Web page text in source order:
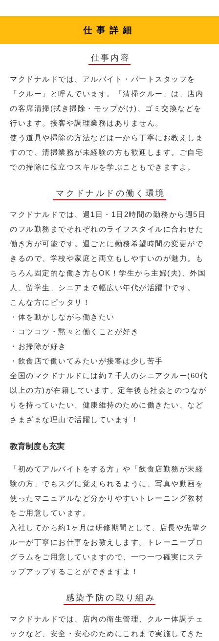
仕事詳細
仕事内容
マクドナルドでは、アルバイト・パートスタッフを
「クルー」と呼んでいます。「清掃クルー」は、店内
の客席清掃(拭き掃除・モップがけ)、ゴミ交換などを
行います。接客や調理業務はありません。
使う道具や掃除の方法などは一から丁寧にお教えしま
すので、清掃業務が未経験の方も歓迎します。ご自宅
での掃除に役立つスキルを学ぶこともできますよ。
マクドナルドの働く環境
マクドナルドでは、週1日・1日2時間の勤務から週5日
のフル勤務までそれぞれのライフスタイルに合わせた
働き方が可能です。週ごとに勤務希望時間の変更がで
きるので、学校や家庭と両立もしやすいのが魅力。も
ちろん固定的な働き方もOK！学生から主婦(夫)、外国
人、留学生、シニアまで幅広い年代が活躍中です。
こんな方にピッタリ！
・体を動かしながら働きたい
・コツコツ・黙々と働くことが好き
・お掃除が好き
・飲食店で働いてみたいが接客は少し苦手
全国のマクドナルドには約７千人のシニアクルー(60代
以上の方)が在籍しています。定年後も社会とのつなが
りを持っていたい、健康維持のために働きたい、など
さまざまな理由で活躍しています！
教育制度も充実
「初めてアルバイトをする方」や「飲食店勤務が未経
験の方」でもスグに覚えられるように、写真や動画を
使ったマニュアルなど分かりやすいトレーニング教材
をご用意しています。
入社してから約1ヶ月は研修期間として、店長や先輩ク
ルーが丁寧にお仕事をお教えします。トレーニープロ
グラムをご用意していますので、一つ一つ確実にステ
ップアップすることができますよ！
感染予防の取り組み
マクドナルドでは、店内の衛生管理、クルー体調チェ
ックなど、安全・安心のためにこれまで実施してきた